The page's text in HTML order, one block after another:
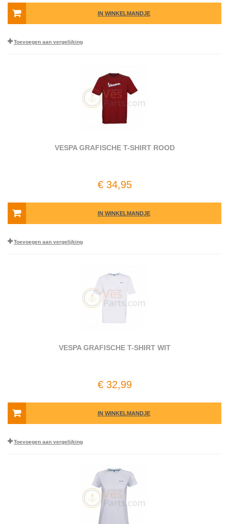
IN WINKELMANDJE
Toevoegen aan vergelijking
VESPA GRAFISCHE T-SHIRT ROOD
€ 34,95
IN WINKELMANDJE
Toevoegen aan vergelijking
VESPA GRAFISCHE T-SHIRT WIT
€ 32,99
IN WINKELMANDJE
Toevoegen aan vergelijking